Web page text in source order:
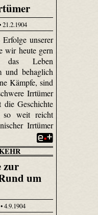
21.2.1904
unserer
wir heute gern
Leben
und behaglich
Kämpfe, sind
Irrtümer
Geschichte
so weit reicht
Irrtümer
zur
um
• 4.9.1904